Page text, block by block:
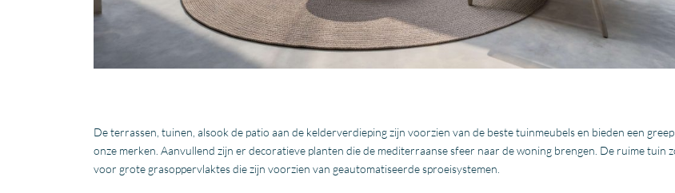
De terrassen, tuinen, alsook de patio aan de kelderverdieping zijn voorzien van de beste tuinmeubels en bieden een
onze merken. Aanvullend zijn er decoratieve planten die de mediterraanse sfeer naar de woning brengen. De ruime tuin
voor grote grasoppervlaktes die zijn voorzien van geautomatiseerde sproeisystemen.